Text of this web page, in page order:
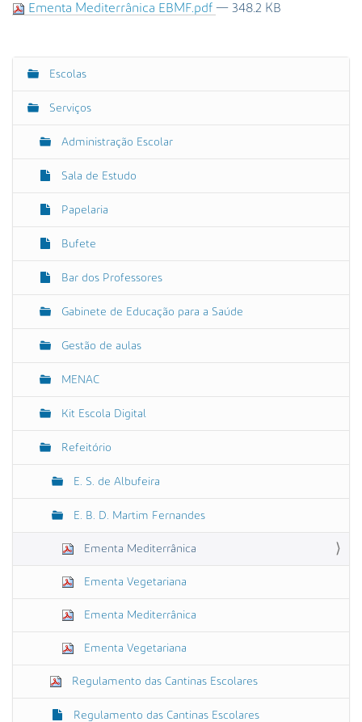
v
Ementa Mediterrânica EBMF.pdf — 348.2 KB
N
Escolas
Serviços
Administração Escolar
Sala de Estudo
Papelaria
Bufete
Bar dos Professores
Gabinete de Educação para a Saúde
Gestão de aulas
MENAC
Kit Escola Digital
Refeitório
E. S. de Albufeira
E. B. D. Martim Fernandes
Ementa Mediterrânica
Ementa Vegetariana
Ementa Mediterrânica
Ementa Vegetariana
Regulamento das Cantinas Escolares
Regulamento das Cantinas Escolares